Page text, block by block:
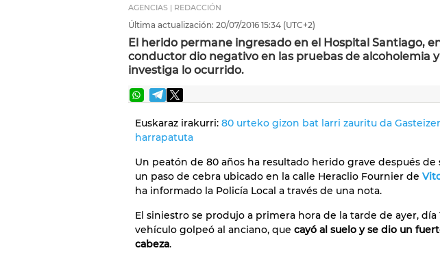
AGENCIAS | REDACCIÓN
Última actualización: 20/07/2016 15:34 (UTC+2)
El herido permane ingresado en el Hospital Santiago,
conductor dio negativo en las pruebas de alcoholemia
investiga lo ocurrido.
Euskaraz irakurri: 80 urteko gizon bat larri zauritu da
harrapatuta
Un peatón de 80 años ha resultado herido grave después
un paso de cebra ubicado en la calle Heraclio Fournier de
ha informado la Policía Local a través de una nota.
El siniestro se produjo a primera hora de la tarde de ayer, día
vehículo golpeó al anciano, que cayó al suelo y se dio un
cabeza.